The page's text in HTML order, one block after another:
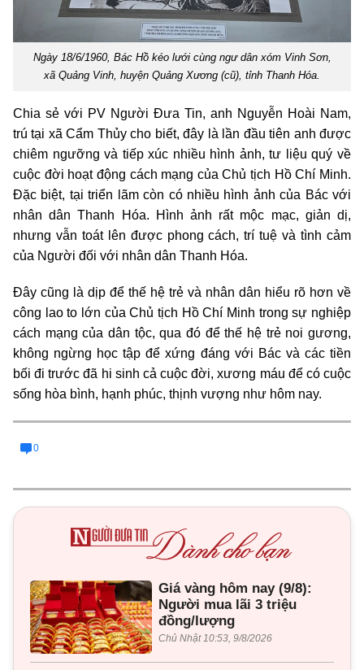
Ngày 18/6/1960, Bác Hồ kéo lưới cùng ngư dân xóm Vinh Sơn,
xã Quảng Vinh, huyện Quảng Xương (cũ), tỉnh Thanh Hóa.
Chia sẻ với PV Người Đưa Tin, anh Nguyễn Hoài Nam,
trú tại xã Cẩm Thủy cho biết, đây là lần đầu tiên anh được
chiêm ngưỡng và tiếp xúc nhiều hình ảnh, tư liệu quý về
cuộc đời hoạt động cách mạng của Chủ tịch Hồ Chí Minh.
Đặc biệt, tại triển lãm còn có nhiều hình ảnh của Bác với
nhân dân Thanh Hóa. Hình ảnh rất mộc mạc, giản dị,
nhưng vẫn toát lên được phong cách, trí tuệ và tình cảm
của Người đối với nhân dân Thanh Hóa.
Đây cũng là dịp để thế hệ trẻ và nhân dân hiểu rõ hơn về
công lao to lớn của Chủ tịch Hồ Chí Minh trong sự nghiệp
cách mạng của dân tộc, qua đó để thế hệ trẻ noi gương,
không ngừng học tập để xứng đáng với Bác và các tiền
bối đi trước đã hi sinh cả cuộc đời, xương máu để có cuộc
sống hòa bình, hạnh phúc, thịnh vượng như hôm nay.
0
Giá vàng hôm nay (9/8):
Người mua lãi 3 triệu
đồng/lượng
Chủ Nhật 10:53, 9/8/2026